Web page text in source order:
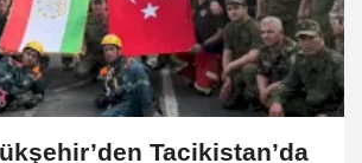
Tacikistan’da